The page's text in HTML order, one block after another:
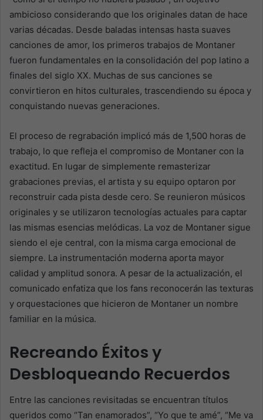
ambicioso considerando que los originales datan de hace
varias décadas. Desde baladas intensas hasta suaves
canciones de amor, los primeros trabajos de Montaner
fueron fundamentales en la consolidación del pop latino a
finales del siglo XX. Muchas de sus canciones se
convirtieron en hitos culturales, trascendiendo su época y
conquistando nuevas generaciones.
El proceso de regrabación implicó más de 1,500 horas de
trabajo, lo que refleja el compromiso de Montaner con la
exactitud. En lugar de simplemente remasterizar
grabaciones previas, el artista y su equipo optaron por
reconstruir cada pista desde cero. Se reunieron músicos
originales y se utilizaron tecnologías actuales para captar
las mismas esencias melódicas. La voz de Montaner sigue
siendo el eje central, con la misma carga emocional de
siempre. La instrumentación moderna aporta mayor
calidad y amplitud sonora. A pesar de la actualización, el
comunicado enfatiza que los fans reconocerán las texturas
y orquestaciones que hicieron de Montaner un nombre
familiar en la música.
Recreando Éxitos y
Desbloqueando Recuerdos
Entre las canciones revisitadas se encuentran títulos
queridos como “Tan enamorados”, “Yo que te amé”, “Me va